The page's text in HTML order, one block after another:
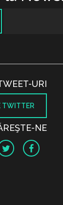
URI
TWITTER
NE